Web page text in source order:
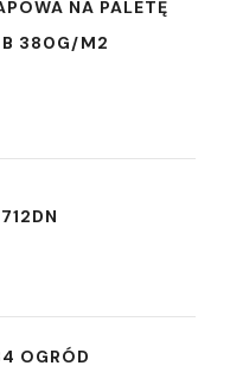
NA PALETĘ
380G/M2
OGRÓD